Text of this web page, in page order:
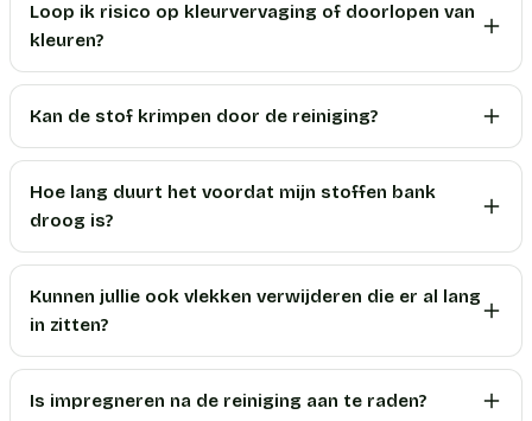
Loop ik risico op kleurvervaging of doorlopen van
kleuren?
Kan de stof krimpen door de reiniging?
Hoe lang duurt het voordat mijn stoffen bank
droog is?
Kunnen jullie ook vlekken verwijderen die er al lang
in zitten?
Is impregneren na de reiniging aan te raden?